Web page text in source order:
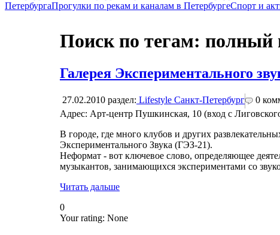
ПетербургаПрогулки по рекам и каналам в ПетербургеСпорт и
Поиск по тегам: полный
Галерея Экспериментального
27.02.2010 раздел: Lifestyle Санкт-Петербург 0
Адрес: Арт-центр Пушкинская, 10 (вход с
В городе, где много клубов и других
Экспериментального Звука (ГЭЗ-21).
Неформат - вот ключевое слово, определяющее
музыкантов, занимающихся экспериментами со
Читать дальше
0
Your rating: None